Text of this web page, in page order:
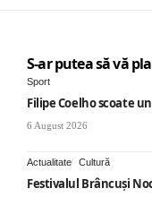
S-ar putea să vă
Sport
Filipe Coelho scoate
6 August 2026
Actualitate Cultură
Festivalul Brâncuși